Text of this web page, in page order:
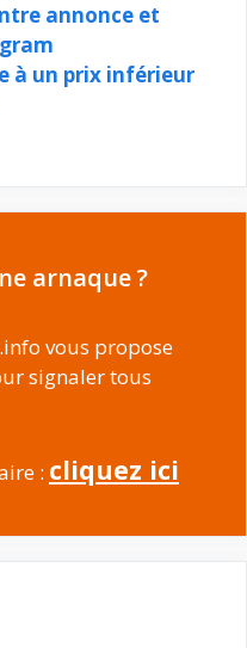
annonce et
à un prix inférieur
arnaque ?
vous propose
signaler tous
: cliquez ici